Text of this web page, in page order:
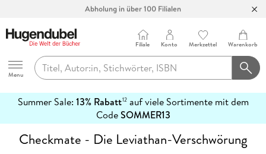
Abholung in über 100 Filialen
Hugendubel
Menu
Filiale Konto Merkzettel Warenkorb
Summer Sale: 13% Rabatt12auf viele Sortimente mit dem
CodeSOMMER13
erfahren
Checkmate - Die Leviathan-Verschwörung